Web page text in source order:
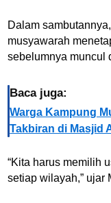
Dalam
musyawarah
sebelumnya muncul
Baca juga:
Warga Kampung
Takbiran di Masjid
“Kita harus memilih
setiap wilayah,” ujar